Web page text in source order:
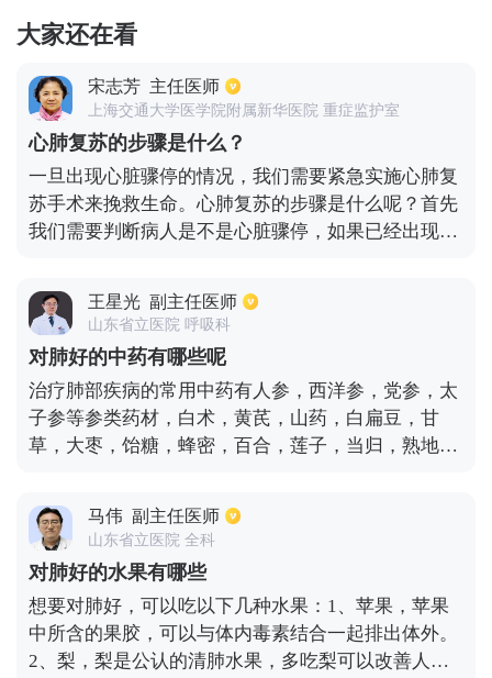
大家还在看
宋志芳 主任医师
上海交通大学医学院附属新华医院 重症监护室
心肺复苏的步骤是什么？
一旦出现心脏骤停的情况，我们需要紧急实施心肺复
苏手术来挽救生命。心肺复苏的步骤是什么呢？首先
我们需要判断病人是不是心脏骤停，如果已经出现了
要进行心肺复苏。与此同时，需要打电话通知医院急
救人员帮助施救，以提高治疗的成功率。在开始实施
心肺复苏时，需要先让患者平卧在地面上，并且脱掉
上半身的衣服，对心脏进行按压。男性需要按两个乳
头中间的位置，女性按压胸骨下方1/3处，一分钟按
压100次，深度在5厘米。之后还需配合人工呼吸，在
进行人工呼吸时，一定要用嘴包住患者的嘴巴，同时
在2:30。
王星光 副主任医师
山东省立医院 呼吸科
对肺好的中药有哪些呢
治疗肺部疾病的常用中药有人参，西洋参，党参，太
子参等参类药材，白术，黄芪，山药，白扁豆，甘
草，大枣，饴糖，蜂密，百合，莲子，当归，熟地
参，麦冬，寸冬，石解，玉竹，枸杞子，女贞子，黑
芝麻，墨旱莲，麻黄根，浮小麦，五味子，乌梅，诃
子，苦杏仁，苏子，百部，款冬花，枇杷叶，桑白
皮，亭苈子，白果，竹茹等也是肺部疾病药方的常用
药。大多数对肺有益的中药都有益气养肺、养阴清热
养肺、健肺止咳的作用。中医注重辨证施治和整体治
疗，对肺的治疗也不例外，临床上常采用2-3味中药
马伟 副主任医师
山东省立医院 全科
对肺好的水果有哪些
想要对肺好，可以吃以下几种水果：1、苹果，苹果
中所含的果胶，可以与体内毒素结合一起排出体外。
2、梨，梨是公认的清肺水果，多吃梨可以改善人体